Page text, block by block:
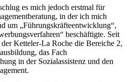
es mich jedoch erstmal für
in der ich mich
um „Führungskräfteentwicklung“,
beschäftigte. Seit
Ketteler-La Roche die Bereiche 2,
das Fach
in der Sozialassistenz und den